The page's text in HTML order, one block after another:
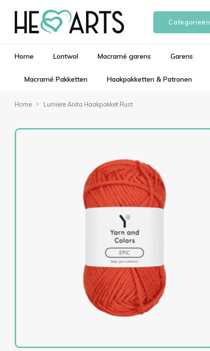
Categorieën
Home Lontwol Macramé garens Garens
Macramé Pakketten Haakpakketten & Patronen
Home Lumiere Anita Haakpakket Rust